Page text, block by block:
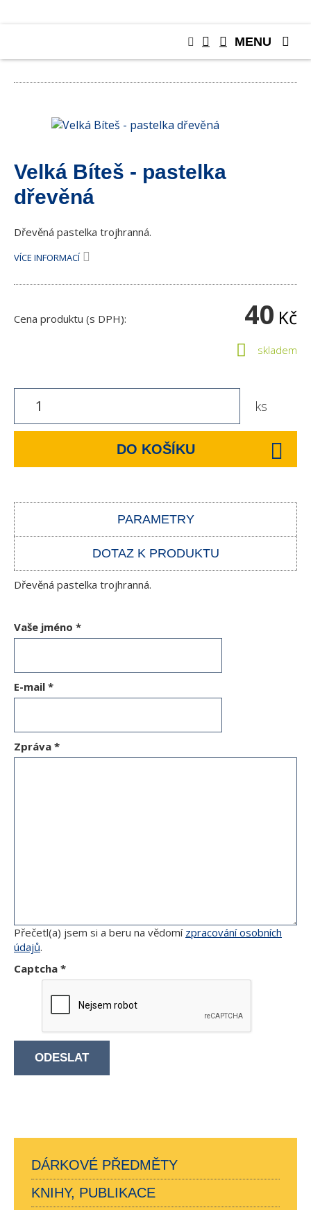
Velká Bíteš - pastelka
dřevěná
Dřevěná pastelka trojhranná.
VÍCE INFORMACÍ
Cena produktu (s DPH): 40 Kč
skladem
ks
DO KOŠÍKU
PARAMETRY
DOTAZ K PRODUKTU
Dřevěná pastelka trojhranná.
Vaše jméno *
E-mail *
Zpráva *
Přečetl(a) jsem si a beru na vědomí zpracování osobních
údajů.
Captcha *
ODESLAT
DÁRKOVÉ PŘEDMĚTY
KNIHY, PUBLIKACE
MENU